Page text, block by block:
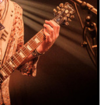
psychedelische mist
propvolle drums en gitaren